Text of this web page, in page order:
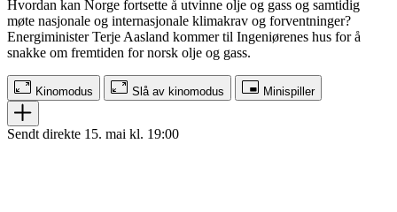
Hvordan kan Norge fortsette å utvinne olje og gass og samtidig
møte nasjonale og internasjonale klimakrav og forventninger?
Energiminister Terje Aasland kommer til Ingeniørenes hus for å
snakke om fremtiden for norsk olje og gass.
Kinomodus Slå av kinomodus Minispiller
Sendt direkte 15. mai kl. 19:00